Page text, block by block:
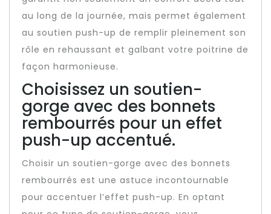
au long de la journée, mais permet également
au soutien push-up de remplir pleinement son
rôle en rehaussant et galbant votre poitrine de
façon harmonieuse.
Choisissez un soutien-
gorge avec des bonnets
rembourrés pour un effet
push-up accentué.
Choisir un soutien-gorge avec des bonnets
rembourrés est une astuce incontournable
pour accentuer l’effet push-up. En optant